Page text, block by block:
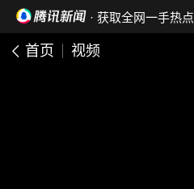
· 获取全网一手热点
首页 视频